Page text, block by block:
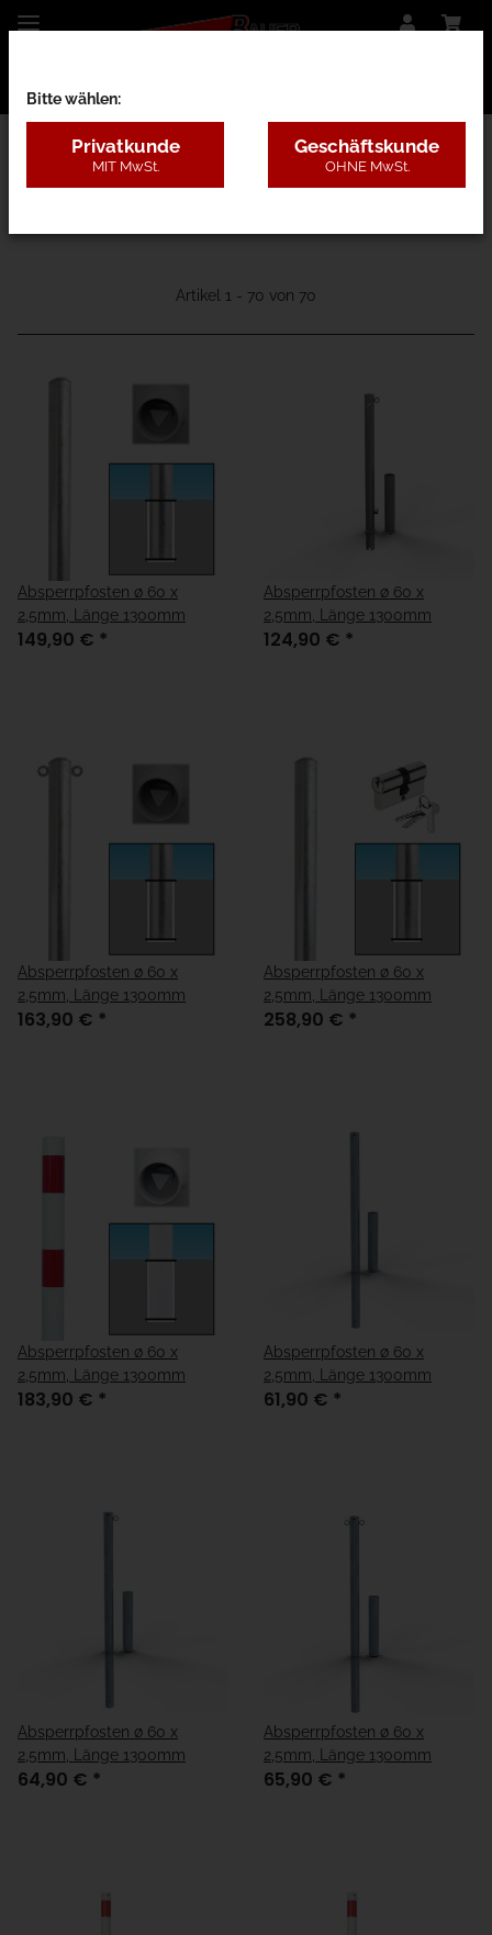
11A - Rund
Artikel 1 - 70 von 70
Absperrpfosten ø 60 x
2,5mm, Länge 1300mm
149,90 € *
Absperrpfosten ø 60 x
2,5mm, Länge 1300mm
124,90 € *
Absperrpfosten ø 60 x
2,5mm, Länge 1300mm
163,90 € *
Absperrpfosten ø 60 x
2,5mm, Länge 1300mm
258,90 € *
Absperrpfosten ø 60 x
2,5mm, Länge 1300mm
183,90 € *
Absperrpfosten ø 60 x
2,5mm, Länge 1300mm
61,90 € *
Absperrpfosten ø 60 x
2,5mm, Länge 1300mm
64,90 € *
Absperrpfosten ø 60 x
2,5mm, Länge 1300mm
65,90 € *
Bitte wählen:
Privatkunde
MIT MwSt.
Geschäftskunde
OHNE MwSt.